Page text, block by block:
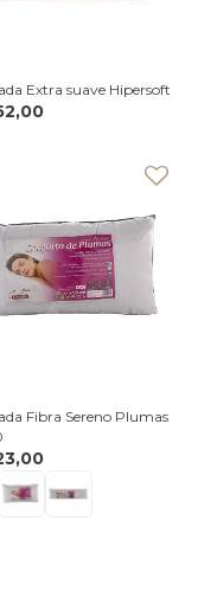
Extra suave Hipersoft
Fibra Sereno Plumas